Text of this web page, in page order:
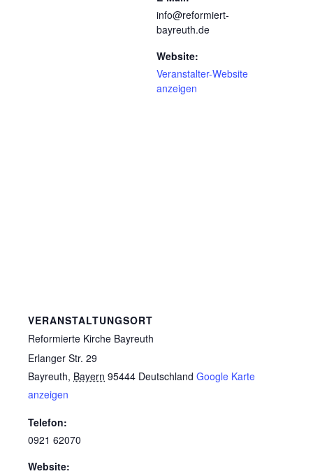
info@reformiert-
bayreuth.de
Website:
Veranstalter-Website
anzeigen
VERANSTALTUNGSORT
Reformierte Kirche Bayreuth
Erlanger Str. 29
Bayreuth, Bayern 95444 Deutschland Google Karte
anzeigen
Telefon:
0921 62070
Website: